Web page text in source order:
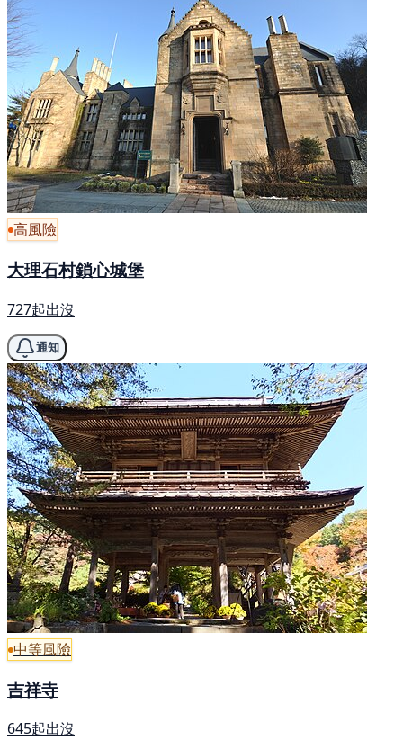
高風險
大理石村鎖心城堡
727起出沒
通知
中等風險
吉祥寺
645起出沒